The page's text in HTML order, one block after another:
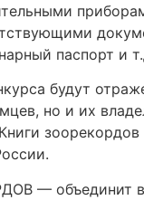
паспорт и
будут
но и их
— объединит